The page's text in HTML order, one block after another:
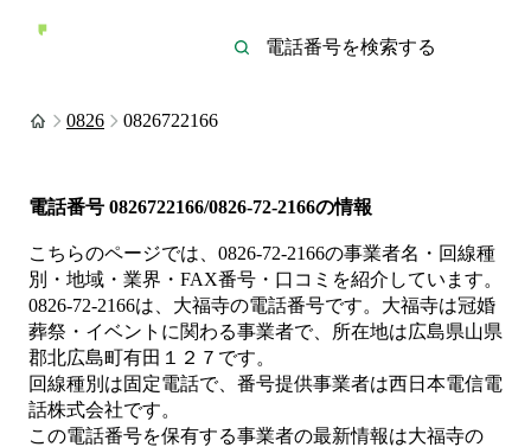
0826 0826722166
電話番号 0826722166/0826-72-2166の情報
こちらのページでは、 0826-72-2166の事業者名・回線種
別・地域・業界・FAX番号・口コミを紹介しています。
0826-72-2166は、 大福寺の電話番号です。 大福寺は冠婚
葬祭・イベント に関わる事業者で、所在地は広島県山県
郡北広島町有田１２７ です。
回線種別は固定電話で、番号提供事業者は西日本電信電
話株式会社です。
この電話番号を保有する事業者の最新情報は大福寺の